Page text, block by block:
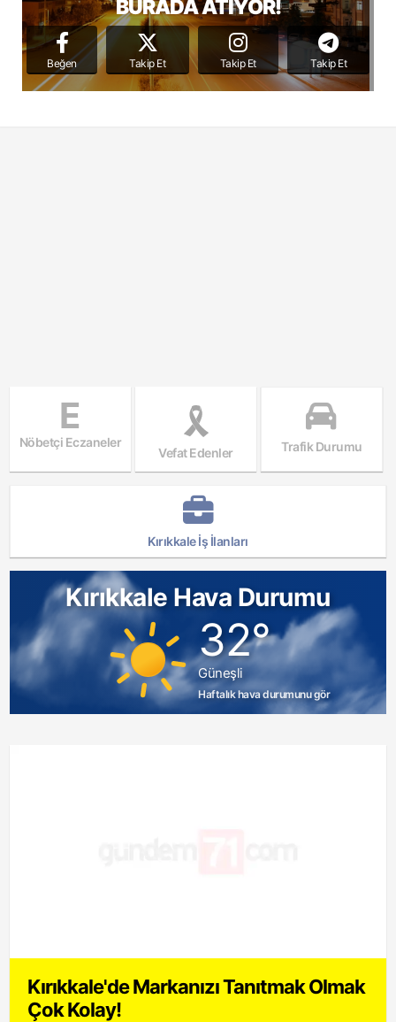
BURADA ATIYOR!
Beğen Takip Et Takip Et Takip Et
E
Nöbetçi Eczaneler
Vefat Edenler Trafik Durumu
Kırıkkale İş İlanları
Kırıkkale Hava Durumu
32°
Güneşli
Haftalık hava durumunu gör
Kırıkkale'de Markanızı Tanıtmak Olmak
Çok Kolay!